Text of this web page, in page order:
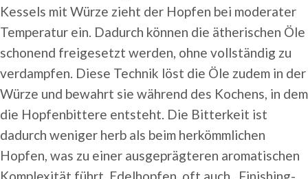
Kessels mit Würze zieht der Hopfen bei moderater
Temperatur ein. Dadurch können die ätherischen Öle
schonend freigesetzt werden, ohne vollständig zu
verdampfen. Diese Technik löst die Öle zudem in der
Würze und bewahrt sie während des Kochens, in dem
die Hopfenbittere entsteht. Die Bitterkeit ist
dadurch weniger herb als beim herkömmlichen
Hopfen, was zu einer ausgeprägteren aromatischen